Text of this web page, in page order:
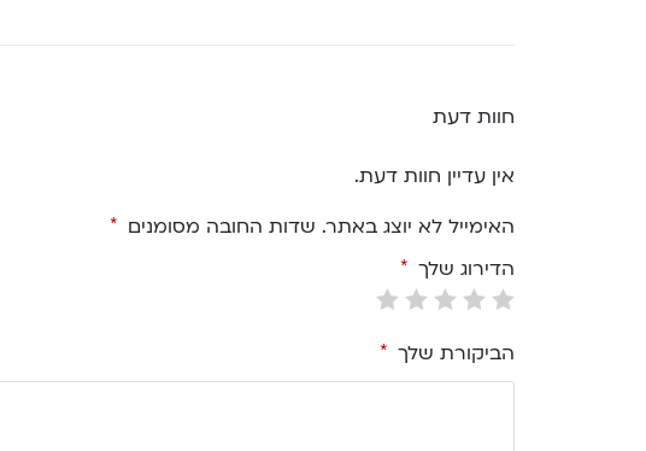
חוות דעת
אין עדיין חוות דעת.
האימייל לא יוצג באתר. שדות החובה מסומנים *
הדירוג שלך *
הביקורת שלך *